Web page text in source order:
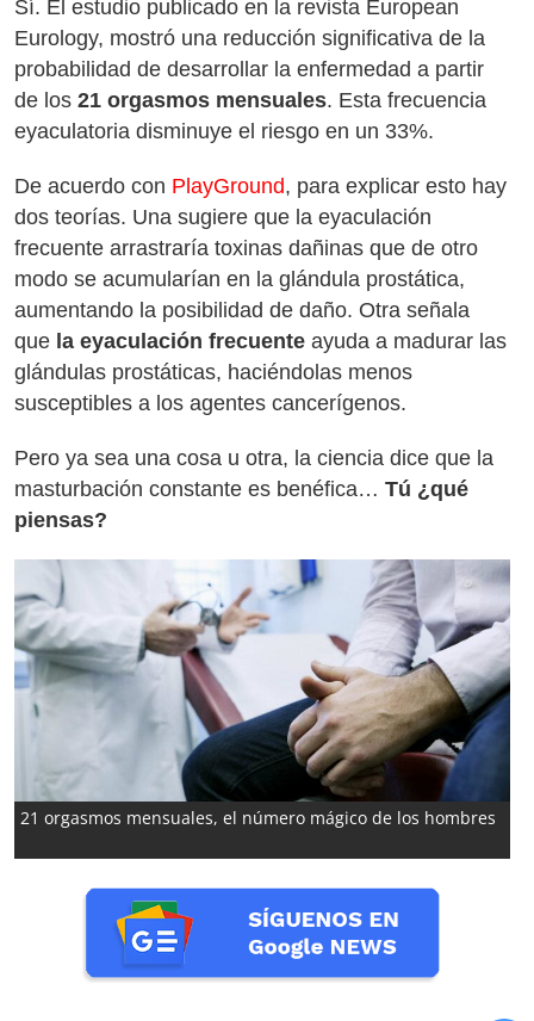
Sí. El estudio publicado en la revista European
Eurology, mostró una reducción significativa de la
probabilidad de desarrollar la enfermedad a partir
de los 21 orgasmos mensuales. Esta frecuencia
eyaculatoria disminuye el riesgo en un 33%.
De acuerdo con PlayGround, para explicar esto hay
dos teorías. Una sugiere que la eyaculación
frecuente arrastraría toxinas dañinas que de otro
modo se acumularían en la glándula prostática,
aumentando la posibilidad de daño. Otra señala
que la eyaculación frecuente ayuda a madurar las
glándulas prostáticas, haciéndolas menos
susceptibles a los agentes cancerígenos.
Pero ya sea una cosa u otra, la ciencia dice que la
masturbación constante es benéfica… Tú ¿qué
piensas?
21 orgasmos mensuales, el número mágico de los hombres